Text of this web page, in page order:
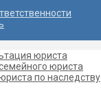
юриста
юриста
по наследству